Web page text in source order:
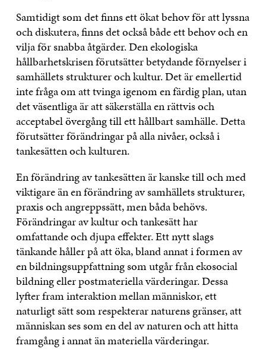
Samtidigt som det finns ett ökat behov för att lyssna
och diskutera, finns det också både ett behov och en
vilja för snabba åtgärder. Den ekologiska
hållbarhetskrisen förutsätter betydande förnyelser i
samhällets strukturer och kultur. Det är emellertid
inte fråga om att tvinga igenom en färdig plan, utan
det väsentliga är att säkerställa en rättvis och
acceptabel övergång till ett hållbart samhälle. Detta
förutsätter förändringar på alla nivåer, också i
tankesätten och kulturen.
En förändring av tankesätten är kanske till och med
viktigare än en förändring av samhällets strukturer,
praxis och angreppssätt, men båda behövs.
Förändringar av kultur och tankesätt har
omfattande och djupa effekter. Ett nytt slags
tänkande håller på att öka, bland annat i formen av
en bildningsuppfattning som utgår från ekosocial
bildning eller postmateriella värderingar. Dessa
lyfter fram interaktion mellan människor, ett
naturligt sätt som respekterar naturens gränser, att
människan ses som en del av naturen och att hitta
framgång i annat än materiella värderingar.